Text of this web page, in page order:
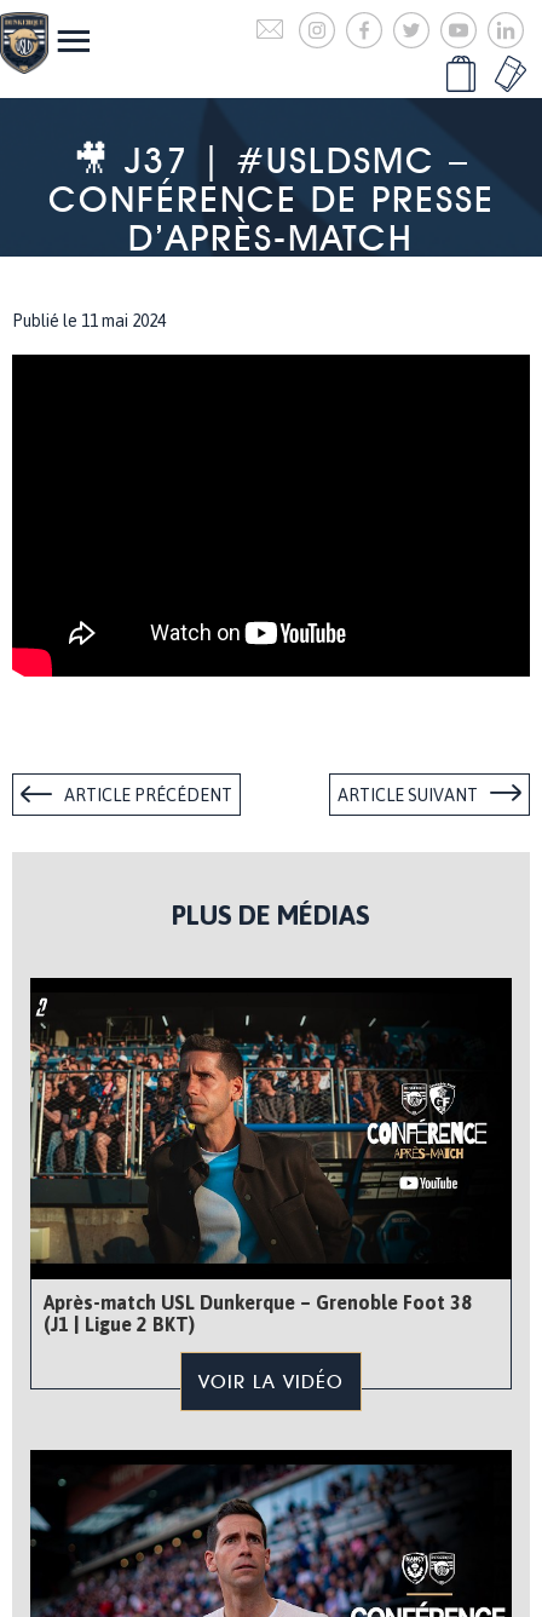
🎥 J37 | #USLDSMC –
CONFÉRENCE DE PRESSE
D’APRÈS-MATCH
Publié le 11 mai 2024
ARTICLE PRÉCÉDENT ARTICLE SUIVANT
PLUS DE MÉDIAS
Après-match USL Dunkerque – Grenoble Foot 38
(J1 | Ligue 2 BKT)
VOIR LA VIDÉO